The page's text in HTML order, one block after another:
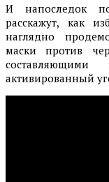
И напоследок
расскажут, как
наглядно
маски против
активированный